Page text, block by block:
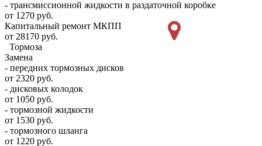
- трансмиссионной жидкости в раздаточной коробке
от 1270 руб.
Капитальный ремонт МКПП
от 28170 руб.
Тормоза
Замена
- передних тормозных дисков
от 2320 руб.
- дисковых колодок
от 1050 руб.
- тормозной жидкости
от 1530 руб.
- тормозного шланга
от 1220 руб.